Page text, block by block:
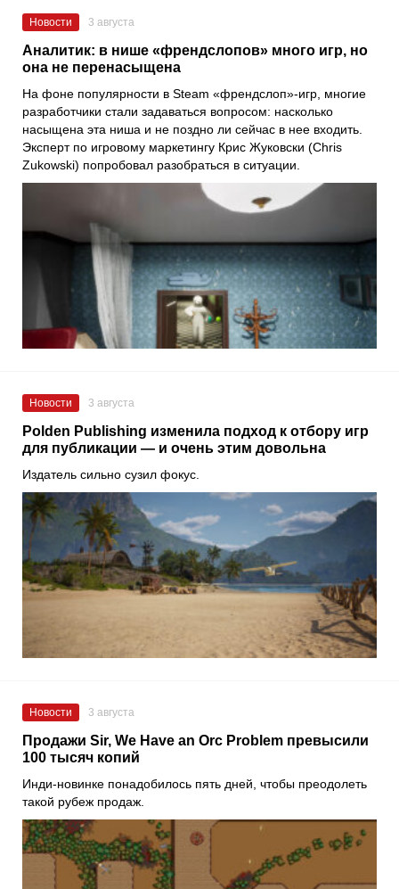
Новости 3 августа
Аналитик: в нише «френдслопов» много игр, но
она не перенасыщена
На фоне популярности в Steam «френдслоп»-игр, многие
разработчики стали задаваться вопросом: насколько
насыщена эта ниша и не поздно ли сейчас в нее входить.
Эксперт по игровому маркетингу Крис Жуковски (Chris
Zukowski) попробовал разобраться в ситуации.
Новости 3 августа
Polden Publishing изменила подход к отбору игр
для публикации — и очень этим довольна
Издатель сильно сузил фокус.
Новости 3 августа
Продажи Sir, We Have an Orc Problem превысили
100 тысяч копий
Инди-новинке понадобилось пять дней, чтобы преодолеть
такой рубеж продаж.